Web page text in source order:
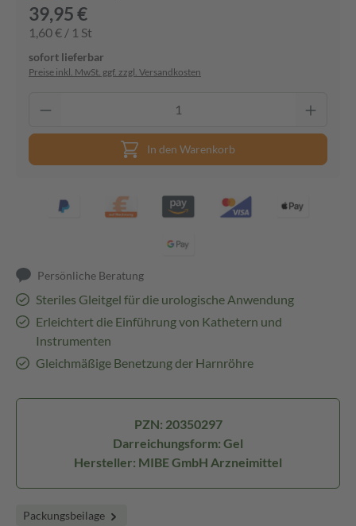
39,95 €
1,60 € / 1 St
sofort lieferbar
Preise inkl. MwSt. ggf. zzgl. Versandkosten
In den Warenkorb
Persönliche Beratung
Steriles Gleitgel für die urologische Anwendung
Erleichtert die Einführung von Kathetern und
Instrumenten
Gleichmäßige Benetzung der Harnröhre
PZN: 20350297
Darreichungsform: Gel
Hersteller: MIBE GmbH Arzneimittel
Packungsbeilage